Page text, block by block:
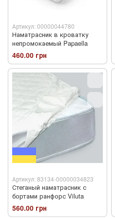
Артикул: 00000044780
Наматрасник в кроватку
непромокаемый Papaella
460.00 грн
Артикул: 83134-00000034823
Стеганый наматрасник с
бортами ранфорс Viluta
560.00 грн